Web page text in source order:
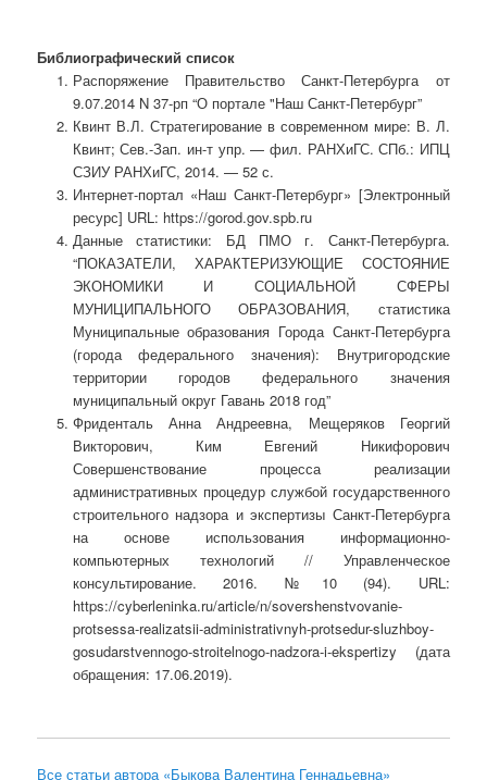
Библиографический список
Распоряжение Правительство Санкт-Петербурга от
9.07.2014 N 37-рп “О портале "Наш Санкт-Петербург”
Квинт В.Л. Стратегирование в современном мире: В. Л.
Квинт; Сев.-Зап. ин-т упр. — фил. РАНХиГС. СПб.: ИПЦ
СЗИУ РАНХиГС, 2014. — 52 с.
Интернет-портал «Наш Санкт-Петербург» [Электронный
ресурс] URL: https://gorod.gov.spb.ru
Данные статистики: БД ПМО г. Санкт-Петербурга.
“ПОКАЗАТЕЛИ, ХАРАКТЕРИЗУЮЩИЕ СОСТОЯНИЕ
ЭКОНОМИКИ И СОЦИАЛЬНОЙ СФЕРЫ
МУНИЦИПАЛЬНОГО ОБРАЗОВАНИЯ, статистика
Муниципальные образования Города Санкт-Петербурга
(города федерального значения): Внутригородские
территории городов федерального значения
муниципальный округ Гавань 2018 год”
Фриденталь Анна Андреевна, Мещеряков Георгий
Викторович, Ким Евгений Никифорович
Совершенствование процесса реализации
административных процедур службой государственного
строительного надзора и экспертизы Санкт-Петербурга
на основе использования информационно-
компьютерных технологий // Управленческое
консультирование. 2016. №10 (94). URL:
https://cyberleninka.ru/article/n/sovershenstvovanie-
protsessa-realizatsii-administrativnyh-protsedur-sluzhboy-
gosudarstvennogo-stroitelnogo-nadzora-i-ekspertizy (дата
обращения: 17.06.2019).
Все статьи автора «Быкова Валентина Геннадьевна»